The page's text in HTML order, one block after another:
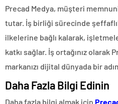
Precad Medya, müşteri
tutar. İş birliği sürecinde
ilkelerine bağlı kalarak,
katkı sağlar. İş ortağınız olarak
markanızı dijital dünyada bir
Daha Fazla Bilgi Edinin
Daha fazla bilgi almak için